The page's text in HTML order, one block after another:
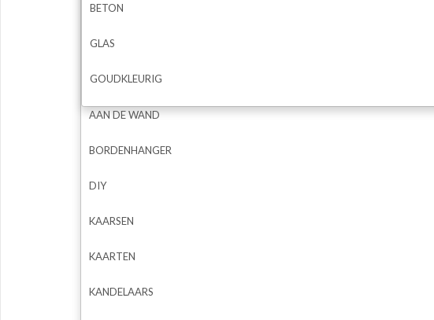
BETON
GLAS
GOUDKLEURIG
AAN DE WAND
BORDENHANGER
DIY
KAARSEN
KAARTEN
KANDELAARS